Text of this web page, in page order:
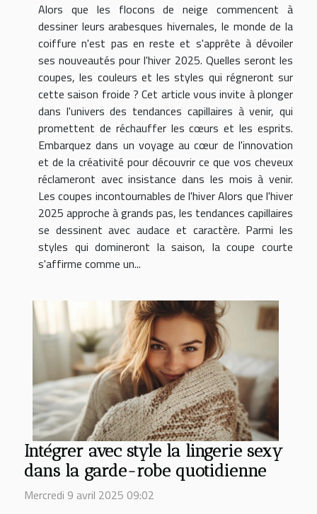
Alors que les flocons de neige commencent à
dessiner leurs arabesques hivernales, le monde de la
coiffure n'est pas en reste et s'apprête à dévoiler
ses nouveautés pour l'hiver 2025. Quelles seront les
coupes, les couleurs et les styles qui régneront sur
cette saison froide ? Cet article vous invite à plonger
dans l'univers des tendances capillaires à venir, qui
promettent de réchauffer les cœurs et les esprits.
Embarquez dans un voyage au cœur de l'innovation
et de la créativité pour découvrir ce que vos cheveux
réclameront avec insistance dans les mois à venir.
Les coupes incontournables de l'hiver Alors que l'hiver
2025 approche à grands pas, les tendances capillaires
se dessinent avec audace et caractère. Parmi les
styles qui domineront la saison, la coupe courte
s'affirme comme un...
Intégrer avec style la lingerie sexy
dans la garde-robe quotidienne
Mercredi 9 avril 2025 09:02